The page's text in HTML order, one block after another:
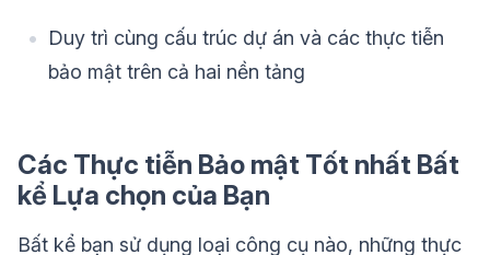
Duy trì cùng cấu trúc dự án và các thực tiễn
bảo mật trên cả hai nền tảng
Các Thực tiễn Bảo mật Tốt nhất Bất
kể Lựa chọn của Bạn
Bất kể bạn sử dụng loại công cụ nào, những thực